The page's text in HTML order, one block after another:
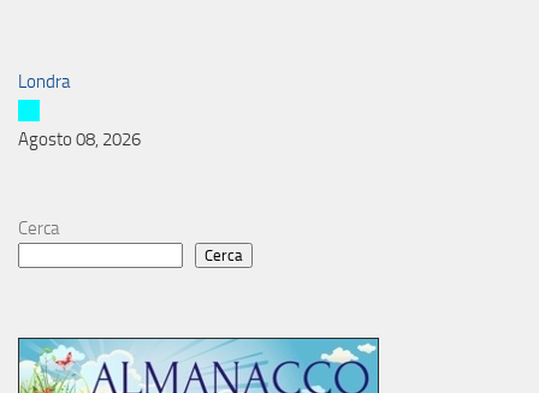
Londra
Agosto 08, 2026
Cerca
Cerca